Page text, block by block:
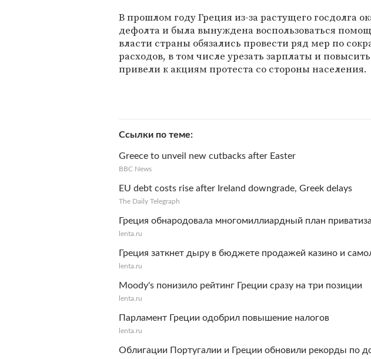
В прошлом году Греция из-за растущего госдолга
дефолта и была вынуждена воспользоваться
власти страны обязались провести ряд мер по
расходов, в том числе урезать зарплаты и
привели к акциям протеста со стороны населения.
Ссылки по теме
Greece to unveil new cutbacks after Easter
BBC News
EU debt costs rise after Ireland downgrade, Greek delays
The Daily Telegraph
Греция обнародовала многомиллиардный план
lenta.ru
Греция заткнет дыру в бюджете продажей казино и
lenta.ru
Moody's понизило рейтинг Греции сразу на три позиции
lenta.ru
Парламент Греции одобрил повышение налогов
lenta.ru
Облигации Португалии и Греции обновили рекорды по